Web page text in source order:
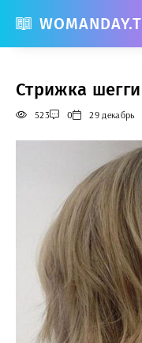
Стрижка
523 0 29 декабрь